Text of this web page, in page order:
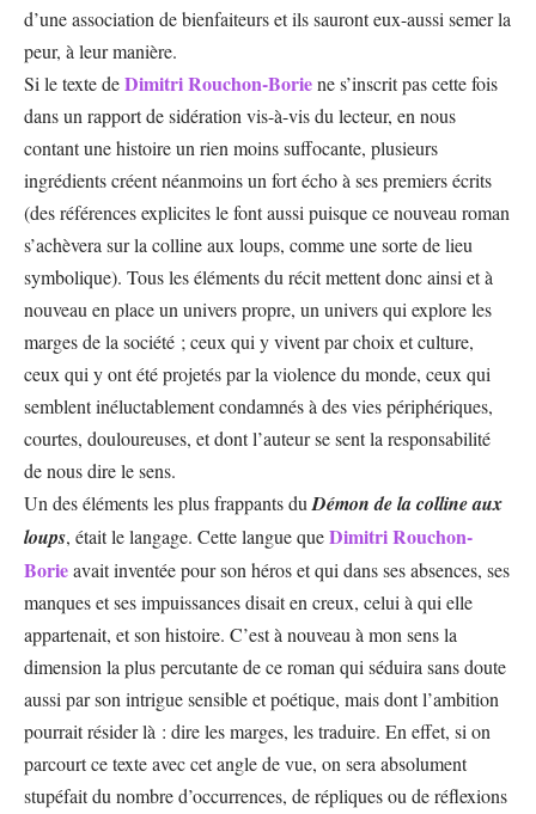
d’une association de bienfaiteurs et ils sauront eux-aussi semer la
peur, à leur manière.
Si le texte deDimitri Rouchon-Boriene s’inscrit pas cette fois
dans un rapport de sidération vis-à-vis du lecteur, en nous
contant une histoire un rien moins suffocante, plusieurs
ingrédients créent néanmoins un fort écho à ses premiers écrits
(des références explicites le font aussi puisque ce nouveau roman
s’achèvera sur la colline aux loups, comme une sorte de lieu
symbolique). Tous les éléments du récit mettent donc ainsi et à
nouveau en place un univers propre, un univers qui explore les
marges de la société ; ceux qui y vivent par choix et culture,
ceux qui y ont été projetés par la violence du monde, ceux qui
semblent inéluctablement condamnés à des vies périphériques,
courtes, douloureuses, et dont l’auteur se sent la responsabilité
de nous dire le sens.
Un des éléments les plus frappants du Démon de la colline aux
loups, était le langage. Cette langue queDimitri Rouchon-
Borieavait inventée pour son héros et qui dans ses absences, ses
manques et ses impuissances disait en creux, celui à qui elle
appartenait, et son histoire. C’est à nouveau à mon sens la
dimension la plus percutante de ce roman qui séduira sans doute
aussi par son intrigue sensible et poétique, mais dont l’ambition
pourrait résider là : dire les marges, les traduire. En effet, si on
parcourt ce texte avec cet angle de vue, on sera absolument
stupéfait du nombre d’occurrences, de répliques ou de réflexions